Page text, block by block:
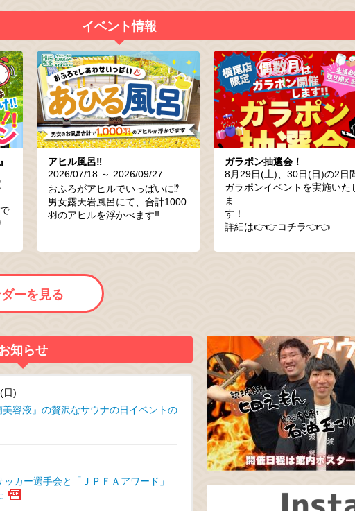
イベント情報
アヒル風呂‼
2026/07/18 ～ 2026/09/27
おふろがアヒルでいっぱいに⁉
男女露天岩風呂にて、合計1000
羽のアヒルを浮かべます‼
ガラポン抽選会！
8月29日(土)、30日(日)の2日
ガラポンイベントを実施いた
ま
す
詳細は👉👉コチラ👈👈
ーを見る
知らせ
日)
容液』の贅沢なサウナの日イベントの
カー選手会と「ＪＰＦＡアワード」